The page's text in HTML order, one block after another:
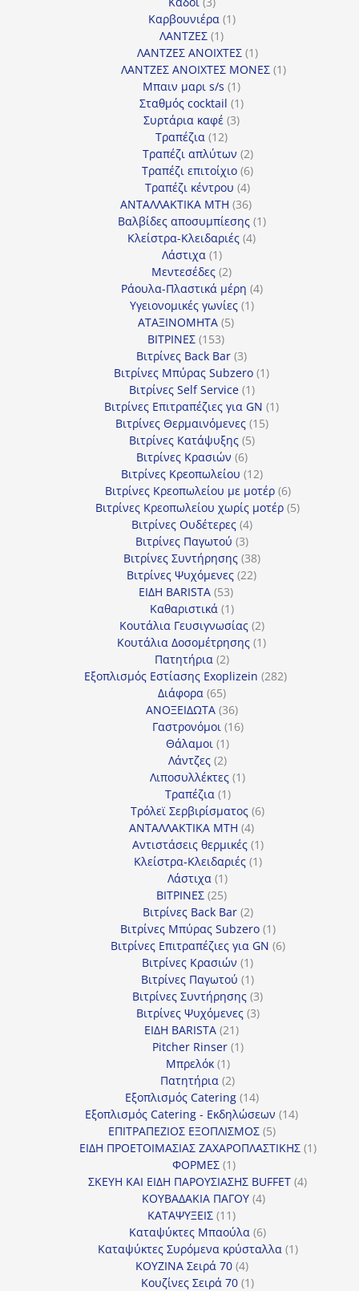
προϊόντα
Καρβουνιέρα 11
ΛΑΝΤΖΕΣ 11
προϊόν
ΛΑΝΤΖΕΣ ΑΝΟΙΧΤΕΣ 11
προϊόν
ΛΑΝΤΖΕΣ ΑΝΟΙΧΤΕΣ ΜΟΝΕΣ 11
Μπαιν μαρι s/s 11
προϊόν
Σταθμός cocktail 11
Συρτάρια καφέ 33
Τραπέζια 1212
προϊόντα
Τραπέζι απλύτων 22
προϊόντα
Τραπέζι επιτοίχιο 66
προϊόντα
Τραπέζι κέντρου 44
προϊόντα
ΑΝΤΑΛΛΑΚΤΙΚΑ MTH 3636
προϊόντα
Βαλβίδες αποσυμπίεσης 11
Κλείστρα-Κλειδαριές 44
Λάστιχα 11
προϊόν
Μεντεσέδες 22
προϊόντα
Ράουλα-Πλαστικά μέρη 44
Υγειονομικές γωνίες 11
ΑΤΑΞΙΝΟΜΗΤΑ 55
ΒΙΤΡΙΝΕΣ 153153
προϊόντα
Βιτρίνες Back Bar 33
προϊόντα
Βιτρίνες Mπύρας Subzero 11
Βιτρίνες Self Service 11
προϊόν
Βιτρίνες Επιτραπέζιες για GN 11
Βιτρίνες Θερμαινόμενες 1515
Βιτρίνες Κατάψυξης 55
Βιτρίνες Κρασιών 66
προϊόντα
Βιτρίνες Κρεοπωλείου 1212
προϊόντα
Βιτρίνες Κρεοπωλείου με μοτέρ 66
προϊόντα
Βιτρίνες Κρεοπωλείου χωρίς μοτέρ 55
Βιτρίνες Ουδέτερες 44
προϊόντα
Βιτρίνες Παγωτού 33
προϊόντα
Βιτρίνες Συντήρησης 3838
προϊόντα
Βιτρίνες Ψυχόμενες 2222
ΕΙΔΗ BARISTA 5353
προϊόντα
Καθαριστικά 11
προϊόν
Κουτάλια Γευσιγνωσίας 22
προϊόντα
Κουτάλια Δοσομέτρησης 11
Πατητήρια 22
προϊόντα
Εξοπλισμός Εστίασης Exoplizein 282282
Διάφορα 6565
προϊόντα
ΑΝΟΞΕΙΔΩΤΑ 3636
προϊόντα
Γαστρονόμοι 1616
Θάλαμοι 11
προϊόν
Λάντζες 22
προϊόντα
Λιποσυλλέκτες 11
Τραπέζια 11
προϊόν
Τρόλεϊ Σερβιρίσματος 66
ΑΝΤΑΛΛΑΚΤΙΚΑ MTH 44
προϊόντα
Αντιστάσεις θερμικές 11
προϊόν
Κλείστρα-Κλειδαριές 11
Λάστιχα 11
προϊόν
ΒΙΤΡΙΝΕΣ 2525
προϊόντα
Βιτρίνες Back Bar 22
προϊόντα
Βιτρίνες Mπύρας Subzero 11
προϊόν
Βιτρίνες Επιτραπέζιες για GN 66
Βιτρίνες Κρασιών 11
προϊόν
Βιτρίνες Παγωτού 11
προϊόν
Βιτρίνες Συντήρησης 33
προϊόντα
Βιτρίνες Ψυχόμενες 33
ΕΙΔΗ BARISTA 2121
προϊόντα
Pitcher Rinser 11
Μπρελόκ 11
προϊόν
Πατητήρια 22
προϊόντα
Εξοπλισμός Catering 1414
προϊόντα
Εξοπλισμός Catering - Εκδηλώσεων 1414
ΕΠΙΤΡΑΠΕΖΙΟΣ ΕΞΟΠΛΙΣΜΟΣ 55
προϊόντα
ΕΙΔΗ ΠΡΟΕΤΟΙΜΑΣΙΑΣ ΖΑΧΑΡΟΠΛΑΣΤΙΚΗΣ 11
ΦΟΡΜΕΣ 11
προϊόν
ΣΚΕΥΗ ΚΑΙ ΕΙΔΗ ΠΑΡΟΥΣΙΑΣΗΣ BUFFET 44
ΚΟΥΒΑΔΑΚΙΑ ΠΑΓΟΥ 44
ΚΑΤΑΨΥΞΕΙΣ 1111
προϊόντα
Καταψύκτες Μπαούλα 66
προϊόντα
Καταψύκτες Συρόμενα κρύσταλλα 11
ΚΟΥΖΙΝΑ Σειρά 70 44
προϊόντα
Κουζίνες Σειρά 70 11